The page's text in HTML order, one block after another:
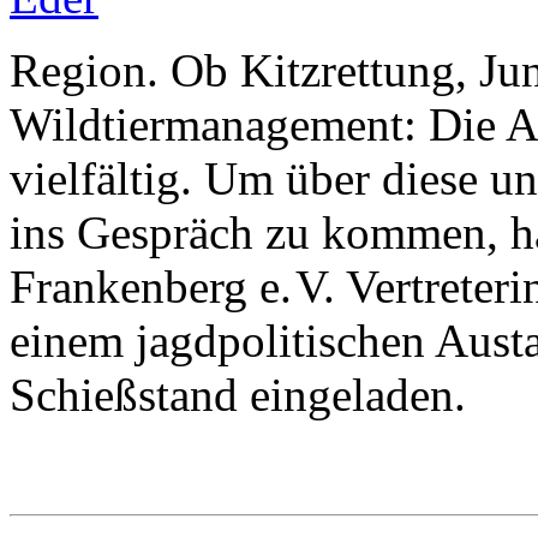
Region. Ob Kitzrettung,
Wildtiermanagement: Die
vielfältig. Um über diese
ins Gespräch zu kommen,
Frankenberg e. V.
einem jagdpolitischen
Schießstand eingeladen.